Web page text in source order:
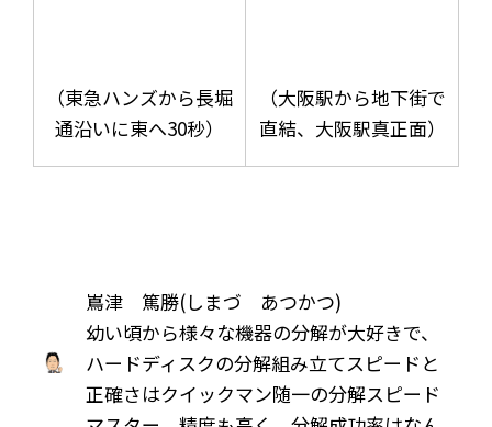
（東急ハンズから長堀
通沿いに東へ30秒）
（大阪駅から地下街で
直結、大阪駅真正面）
嶌津 篤勝(しまづ あつかつ)
幼い頃から様々な機器の分解が大好きで、
ハードディスクの分解組み立てスピードと
正確さはクイックマン随一の分解スピード